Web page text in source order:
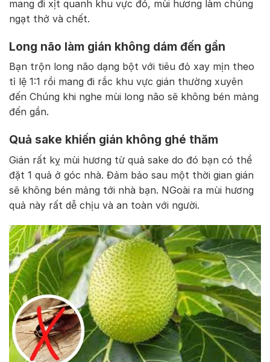
mang đi xịt quanh khu vực đó, mùi hương làm chúng
ngạt thở và chết.
Long não làm gián không dám đến gần
Bạn trộn long não dạng bột với tiêu đỏ xay mịn theo
tỉ lệ 1:1 rồi mang đi rắc khu vực gián thường xuyên
đến Chúng khi nghe mùi long não sẽ không bén mảng
đến gần.
Quả sake khiến gián không ghé thăm
Gián rất kỵ mùi hương từ quả sake do đó bạn có thể
đặt 1 quả ở góc nhà. Đảm bảo sau một thời gian gián
sẽ không bén mảng tới nhà bạn. NGoài ra mùi hương
quả này rất dễ chịu và an toàn với người.